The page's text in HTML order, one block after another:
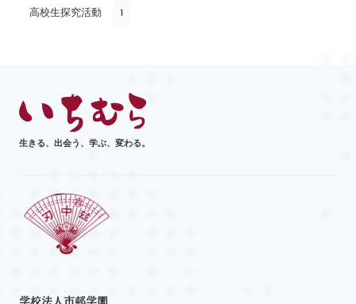
高校生探究活動 1
生きる、出会う、学ぶ、変わる。
学校法人市邨学園